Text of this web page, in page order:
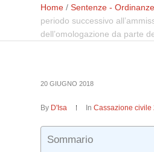
Home /Sentenze - Ordinanze
periodo successivo
dell’omologazione da parte
20 GIUGNO 2018
By D'Isa InCassazione civile
Sommario